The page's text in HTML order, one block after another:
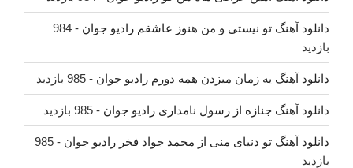
دانلود آهنگ تو نیستی و من هنوز عاشقم رادیو جوان
- 984
بازدید
دانلود آهنگ یه زمان میزدن همه دورم رادیو جوان - 985 بازدید
دانلود آهنگ جنازه از رسول نامداری رادیو جوان - 985 بازدید
دانلود آهنگ تو دنیای منی از محمد جواد فخر رادیو جوان
- 985
بازدید